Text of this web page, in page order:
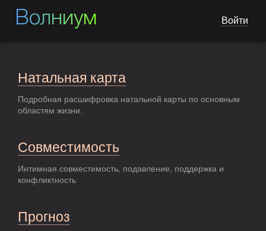
Волниум Войти
Натальная карта
Подробная расшифровка натальной карты по основным
областям жизни.
Совместимость
Интимная совместимость, подавление, поддержка и
конфликтность
Прогноз